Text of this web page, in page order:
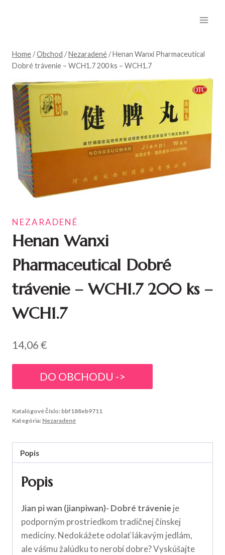
Home /Obchod /Nezaradené /Henan Wanxi Pharmaceutical
Dobré trávenie – WCH1.7 200 ks – WCH1.7
NEZARADENÉ
Henan Wanxi
Pharmaceutical Dobré
trávenie – WCH1.7 200 ks –
WCH1.7
14,06€
DO OBCHODU ->
Katalógové číslo: bbf188eb9711
Kategória: Nezaradené
Popis
Popis
Jian pi wan (jianpiwan)- Dobré trávenie je
podporným prostriedkom tradičnej čínskej
medicíny. Nedokážete odolať lákavým jedlám,
ale vášmu žalúdku to nerobí dobre? Vyskúšajte